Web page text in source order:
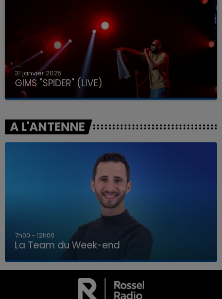
LA TEAM DU WEEK-END
31 janvier 2025
GIMS "SPIDER" (LIVE)
A L'ANTENNE
7h00 - 12h00
La Team du Week-end